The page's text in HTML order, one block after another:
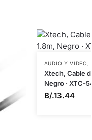
AUDIO Y VIDEO ,
Xtech, Cable
Negro · XTC-
B/.13.44